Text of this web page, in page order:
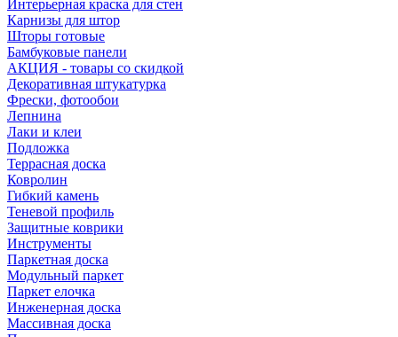
Интерьерная краска для стен
Карнизы для штор
Шторы готовые
Бамбуковые панели
АКЦИЯ - товары со скидкой
Декоративная штукатурка
Фрески, фотообои
Лепнина
Лаки и клеи
Подложка
Террасная доска
Ковролин
Гибкий камень
Теневой профиль
Защитные коврики
Инструменты
Паркетная доска
Модульный паркет
Паркет елочка
Инженерная доска
Массивная доска